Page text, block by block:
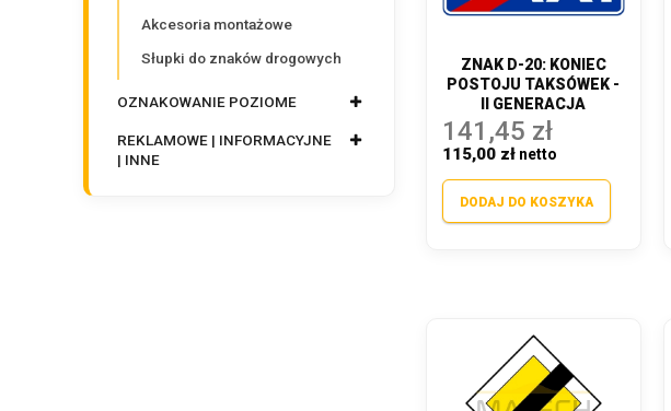
ZNAK D-20: KONIEC
POSTOJU TAKSÓWEK -
II GENERACJA
141,45 zł
115,00 zł
DODAJ DO KOSZYKA
Akcesoria montażowe
Słupki do znaków drogowych
OZNAKOWANIE POZIOME
REKLAMOWE | INFORMACYJNE
| INNE